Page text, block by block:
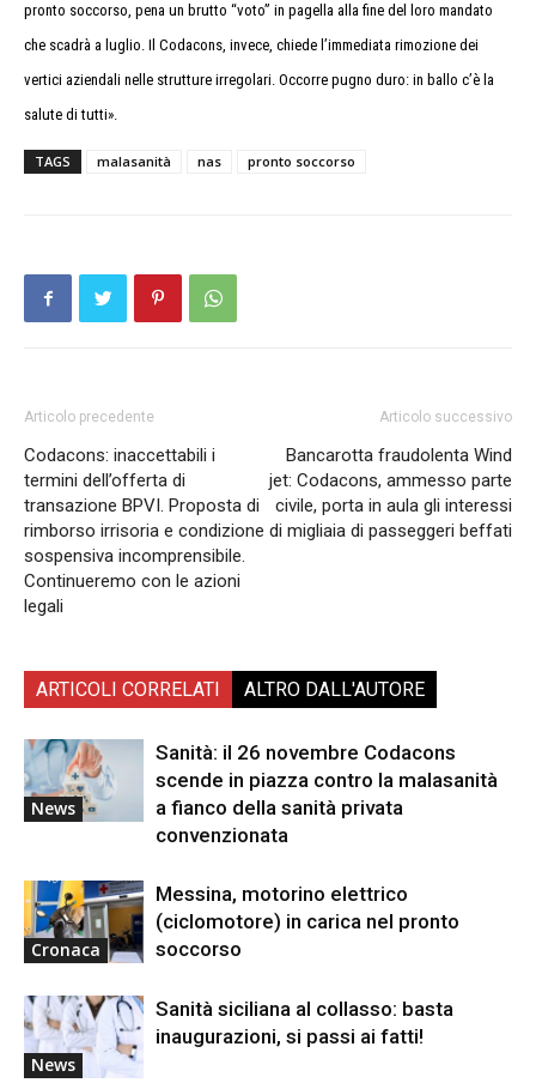
pronto soccorso, pena un brutto “voto” in pagella alla fine del loro mandato
che scadrà a luglio. Il Codacons, invece, chiede l’immediata rimozione dei
vertici aziendali nelle strutture irregolari. Occorre pugno duro: in ballo c’è la
salute di tutti».
TAGS malasanità nas pronto soccorso
Articolo precedente
Codacons: inaccettabili i
termini dell’offerta di
transazione BPVI. Proposta di
rimborso irrisoria e condizione
sospensiva incomprensibile.
Continueremo con le azioni
legali
Articolo successivo
Bancarotta fraudolenta Wind
jet: Codacons, ammesso parte
civile, porta in aula gli interessi
di migliaia di passeggeri beffati
ARTICOLI CORRELATI ALTRO DALL'AUTORE
News
Sanità: il 26 novembre Codacons
scende in piazza contro la malasanità
a fianco della sanità privata
convenzionata
Cronaca
Messina, motorino elettrico
(ciclomotore) in carica nel pronto
soccorso
News
Sanità siciliana al collasso: basta
inaugurazioni, si passi ai fatti!